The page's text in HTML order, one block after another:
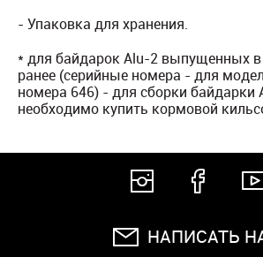
- Упаковка для хранения.
* для байдарок Alu-2 выпущенных в
ранее (cерийные номера - для
номера 646) - для сборки байдарки
необходимо купить кормовой
НАПИСАТЬ